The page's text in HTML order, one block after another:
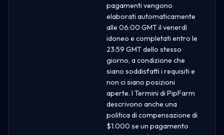
pagamenti vengono
elaborati automaticamente
alle 06:00 GMT il venerdì
idoneo e completati entro le
23:59 GMT dello stesso
giorno, a condizione che
siano soddisfatti i requisiti e
non ci siano posizioni
aperte. I Termini di PipFarm
descrivono anche una
politica di compensazione di
$1.000 se un pagamento